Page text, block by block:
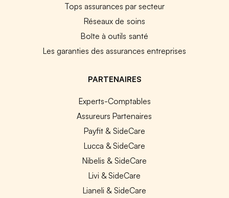
Tops assurances par secteur
Réseaux de soins
Boîte à outils santé
Les garanties des assurances entreprises
PARTENAIRES
Experts-Comptables
Assureurs Partenaires
Payfit & SideCare
Lucca & SideCare
Nibelis & SideCare
Livi & SideCare
Lianeli & SideCare